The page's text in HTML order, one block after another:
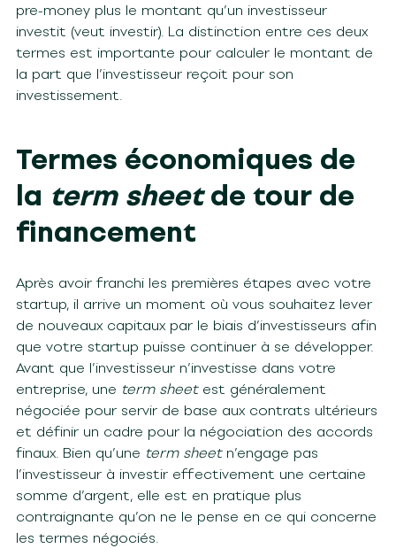
pre-money plus le montant qu’un investisseur
investit (veut investir). La distinction entre ces deux
termes est importante pour calculer le montant de
la part que l’investisseur reçoit pour son
investissement.
Termes économiques de
la term sheetde tour de
financement
Après avoir franchi les premières étapes avec votre
startup, il arrive un moment où vous souhaitez lever
de nouveaux capitaux par le biais d’investisseurs afin
que votre startup puisse continuer à se développer.
Avant que l’investisseur n’investisse dans votre
entreprise, une term sheetest généralement
négociée pour servir de base aux contrats ultérieurs
et définir un cadre pour la négociation des accords
finaux. Bien qu’une term sheetn’engage pas
l’investisseur à investir effectivement une certaine
somme d’argent, elle est en pratique plus
contraignante qu’on ne le pense en ce qui concerne
les termes négociés.